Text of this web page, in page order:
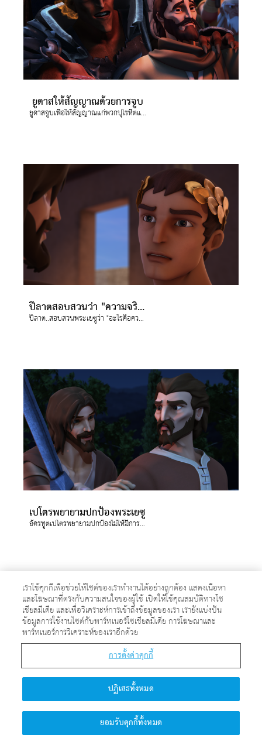
ยูดาสให้สัญญาณด้วยการจูบ
ยูดาสจูบเพื่อให้สัญญาณแก่พวกปุโรหิตและทหารทราบว่าจะจับกุมคนไหน ดังนั้น ยูดาสจึงมุ่งตรงมาหาองค์พระเยซู
ปีลาตสอบสวนว่า "ความจริงคืออะไร"?
ปีลาต..สอบสวนพระเยซูว่า "อะไรคือความจริง"?
เปโตรพยายามปกป้องพระเยซู
อัครทูตเปโตรพยายามปกป้องไม่ให้มีการจับกุมและการตรึงกางเขนของพระเยซู พระเยซูทรงอนุญาตให้พวกเขาจับกุมพระองค์ ดังนั้นพวกทหาร พวกผู้บังคับบัญชา และยามเฝ้าพระวิหาร จึงจับกุมและมัดพระเยซู
มารีย์ ชาวมักดาลาเห็นพระเยซูทรงมีชีวิตอยู่
มารีย์ชาวมักดาลาไปยังอุโมงค์ฝังศพ แต่ต้องพบกับอุโมงค์ว่างเปล่า เมื่อเธอกำลังจะกลับ เธอเห็นว่าพระเยซูทรงฟื้นขึ้นจากความตายแล้ว!
เราใช้คุกกี้เพื่อช่วยให้ไซต์ของเราทำงานได้อย่างถูกต้อง แสดงเนื้อหา
และโฆษณาที่ตรงกับความสนใจของผู้ใช้ เปิดให้ใช้คุณสมบัติทางโซ
เชียลมีเดีย และเพื่อวิเคราะห์การเข้าถึงข้อมูลของเรา เรายังแบ่งปัน
ข้อมูลการใช้งานไซต์กับพาร์ทเนอร์โซเชียลมีเดีย การโฆษณาและ
พาร์ทเนอร์การวิเคราะห์ของเราอีกด้วย
การตั้งค่าคุกกี้
ปฏิเสธทั้งหมด
ยอมรับคุกกี้ทั้งหมด